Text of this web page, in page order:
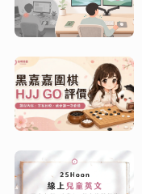
(21)
(13)